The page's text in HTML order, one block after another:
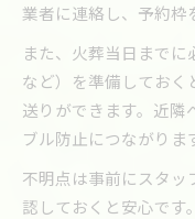
業者に連絡し、予約枠
また、火葬当日まで
など）を準備しておく
送りができます。近隣
ブル防止につながりま
不明点は事前にスタ
認しておくと安心です